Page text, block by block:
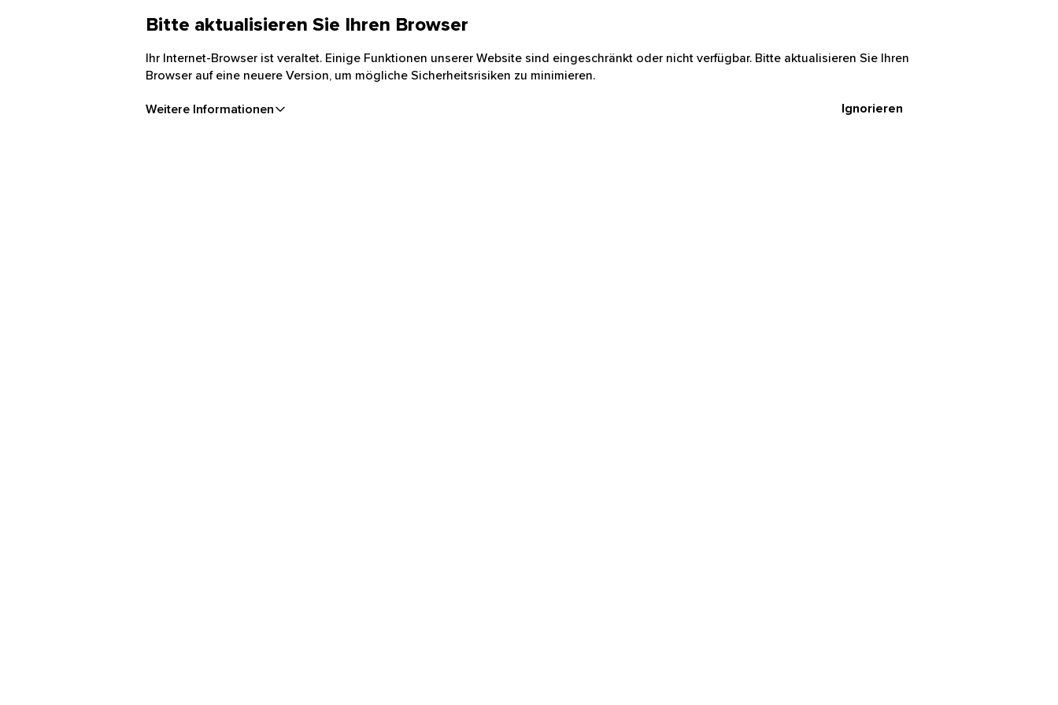
Bitte aktualisieren Sie Ihren Browser
Ihr Internet-Browser ist veraltet. Einige Funktionen unserer Website sind eingeschränkt oder nicht verfügbar. Bitte aktualisieren Sie Ihren
Browser auf eine neuere Version, um mögliche Sicherheitsrisiken zu minimieren.
Weitere Informationen Ignorieren